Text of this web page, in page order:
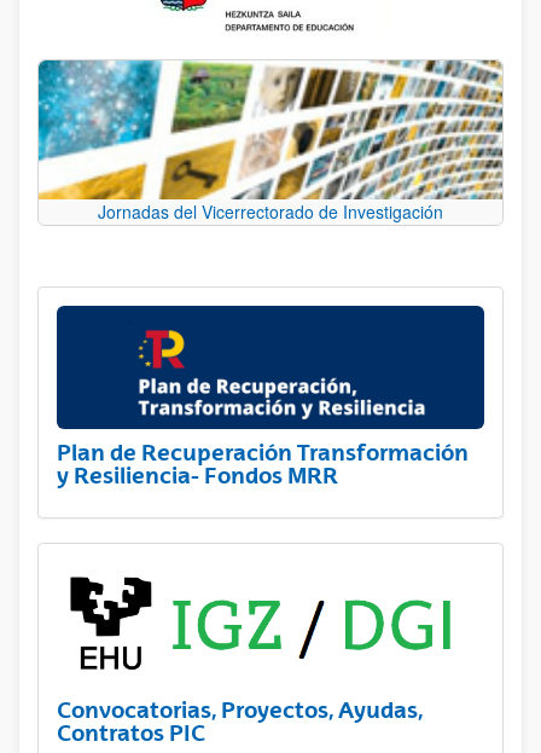
Jornadas del Vicerrectorado de Investigación
Plan de Recuperación Transformación
y Resiliencia- Fondos MRR
Convocatorias, Proyectos, Ayudas,
Contratos PIC